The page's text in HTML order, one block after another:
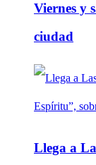
Viernes y
ciudad
Llega a